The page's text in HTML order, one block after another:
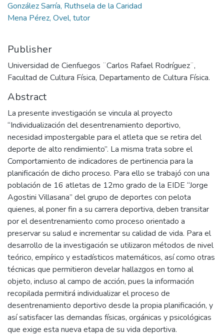
González Sarría, Ruthsela de la Caridad
Mena Pérez, Ovel, tutor
Publisher
Universidad de Cienfuegos ¨Carlos Rafael Rodríguez¨,
Facultad de Cultura Física, Departamento de Cultura Física.
Abstract
La presente investigación se vincula al proyecto
“Individualización del desentrenamiento deportivo,
necesidad impostergable para el atleta que se retira del
deporte de alto rendimiento”. La misma trata sobre el
Comportamiento de indicadores de pertinencia para la
planificación de dicho proceso. Para ello se trabajó con una
población de 16 atletas de 12mo grado de la EIDE “Jorge
Agostini Villasana” del grupo de deportes con pelota
quienes, al poner fin a su carrera deportiva, deben transitar
por el desentrenamiento como proceso orientado a
preservar su salud e incrementar su calidad de vida. Para el
desarrollo de la investigación se utilizaron métodos de nivel
teórico, empírico y estadísticos matemáticos, así como otras
técnicas que permitieron develar hallazgos en torno al
objeto, incluso al campo de acción, pues la información
recopilada permitirá individualizar el proceso de
desentrenamiento deportivo desde la propia planificación, y
así satisfacer las demandas físicas, orgánicas y psicológicas
que exige esta nueva etapa de su vida deportiva.